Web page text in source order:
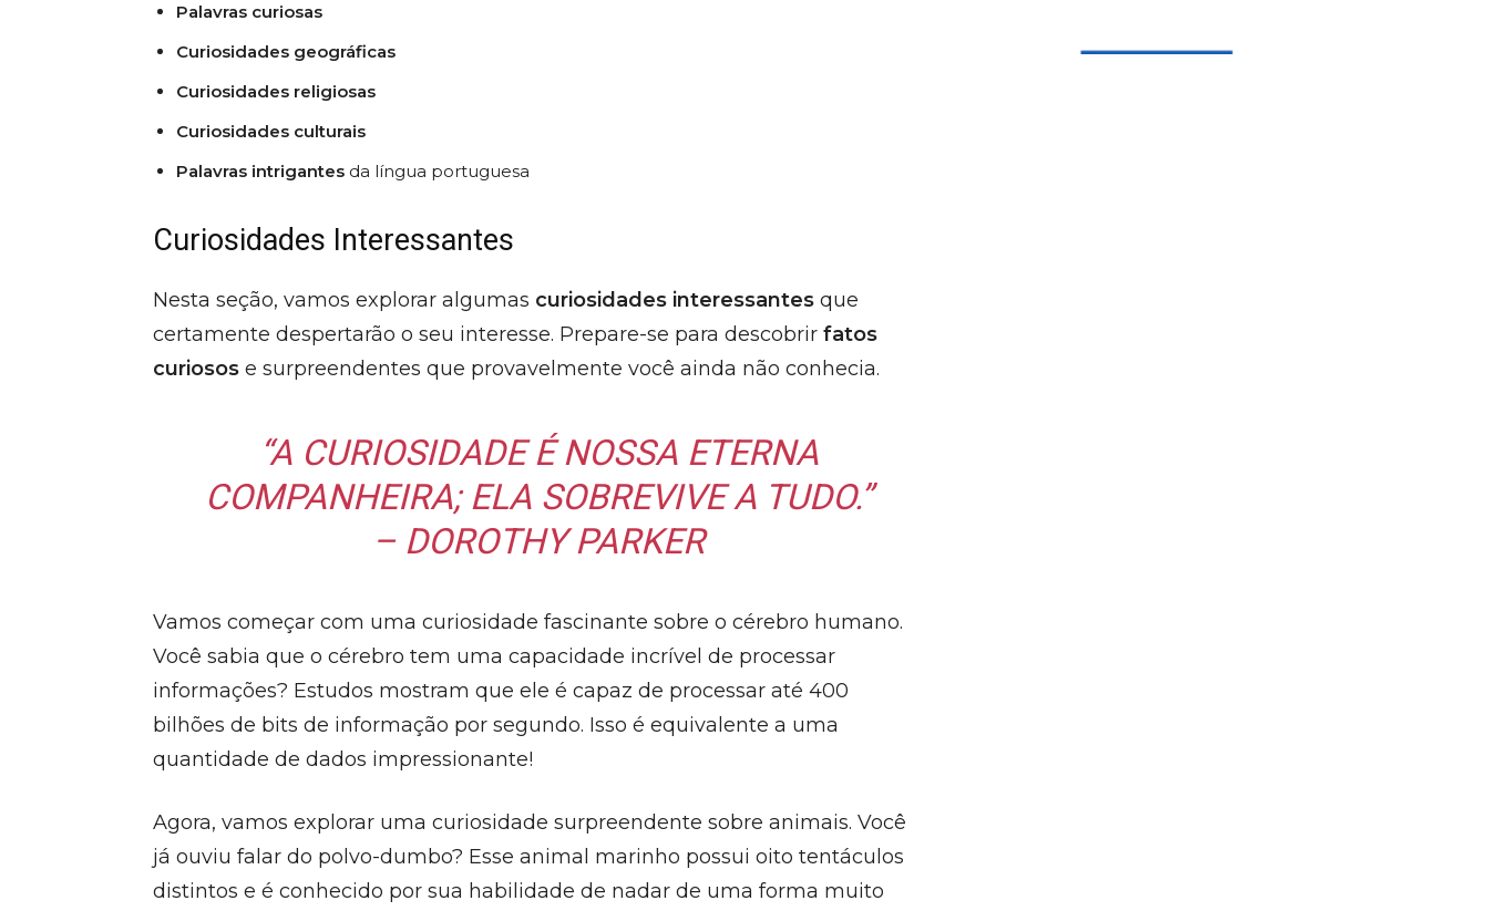
Palavras curiosas
Curiosidades geográficas
Curiosidades religiosas
Curiosidades culturais
Palavras intrigantes da língua portuguesa
Curiosidades Interessantes
Nesta seção, vamos explorar algumas curiosidades interessantes que
certamente despertarão o seu interesse. Prepare-se para descobrir fatos
curiosos e surpreendentes que provavelmente você ainda não conhecia.
“A CURIOSIDADE É NOSSA ETERNA
COMPANHEIRA; ELA SOBREVIVE A TUDO.”
– DOROTHY PARKER
Vamos começar com uma curiosidade fascinante sobre o cérebro humano.
Você sabia que o cérebro tem uma capacidade incrível de processar
informações? Estudos mostram que ele é capaz de processar até 400
bilhões de bits de informação por segundo. Isso é equivalente a uma
quantidade de dados impressionante!
Agora, vamos explorar uma curiosidade surpreendente sobre animais. Você
já ouviu falar do polvo-dumbo? Esse animal marinho possui oito tentáculos
distintos e é conhecido por sua habilidade de nadar de uma forma muito